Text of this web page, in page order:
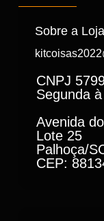
Sobre a Loja
CNPJ
Segunda
Avenida
Lote 25
Palhoça/
CEP: